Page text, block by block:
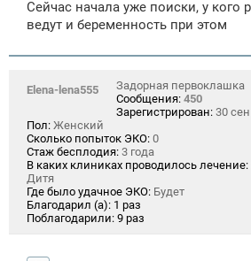
Сейчас начала уже поиски, у кого
ведут и беременность при этом
Elena-lena555
Задорная первоклашка
Сообщения: 450
Зарегистрирован: 30
Пол: Женский
Сколько попыток ЭКО: 0
Стаж бесплодия: 3 года
В каких клиниках проводилось лечение:
Дитя
Где было удачное ЭКО: Будет
Благодарил (а): 1 раз
Поблагодарили: 9 раз